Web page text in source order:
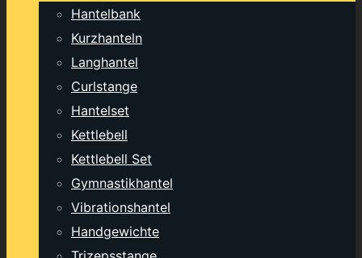
Hantelbank
Kurzhanteln
Langhantel
Curlstange
Hantelset
Kettlebell
Kettlebell Set
Gymnastikhantel
Vibrationshantel
Handgewichte